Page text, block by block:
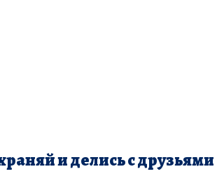
и делись с друзьями